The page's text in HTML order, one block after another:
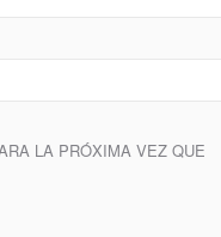
LA PRÓXIMA VEZ QUE